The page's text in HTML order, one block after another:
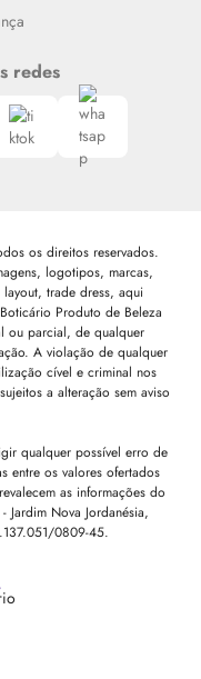
redes
os direitos reservados.
logotipos, marcas,
trade dress, aqui
Produto de Beleza
ou parcial, de qualquer
A violação de qualquer
cível e criminal nos
a alteração sem aviso
qualquer possível erro de
entre os valores ofertados
as informações do
Nova Jordanésia,
0809-45.